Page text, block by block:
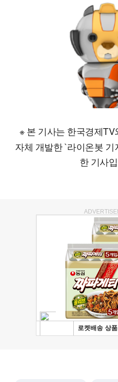
※ 본 기사는 한국경제TV
자체 개발한 `라이온봇
한 기사